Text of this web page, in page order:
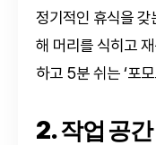
정기적인 휴식을
해 머리를 식히고
하고 5분 쉬는 ‘포
2. 작업 공